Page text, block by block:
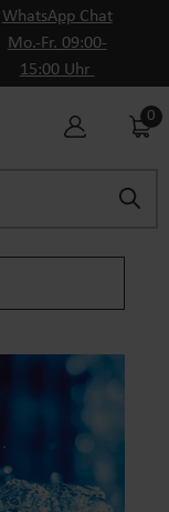
WhatsApp Chat
Mo.-Fr. 09:00-
15:00 Uhr
0